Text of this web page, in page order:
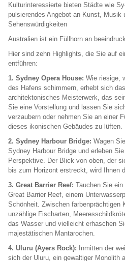
Kulturinteressierte bieten Städte wie
pulsierendes Angebot an Kunst, Musik
Sehenswürdigkeiten
Australien ist ein Füllhorn an
Hier sind zehn Highlights, die Sie auf
entführen:
1. Sydney Opera House: Wie riesige,
des Hafens schimmern, erhebt sich
architektonisches Meisterwerk, das
Sie eine Vorstellung und lassen Sie
verzaubern oder nehmen Sie an einer
dieses ikonischen Gebäudes zu lüften.
2. Sydney Harbour Bridge: Wagen
Sydney Harbour Bridge und erleben
Perspektive. Der Blick von oben, der
bis zum Horizont erstreckt, wird Ihnen
3. Great Barrier Reef: Tauchen Sie
Great Barrier Reef, einem
Schönheit. Zwischen farbenprächtigen
unzählige Fischarten,
das Wasser und vielleicht erhaschen
majestätischen Mantarochen.
4. Uluru (Ayers Rock):
Inmitten der
sich der Uluru, ein gewaltiger Monolith